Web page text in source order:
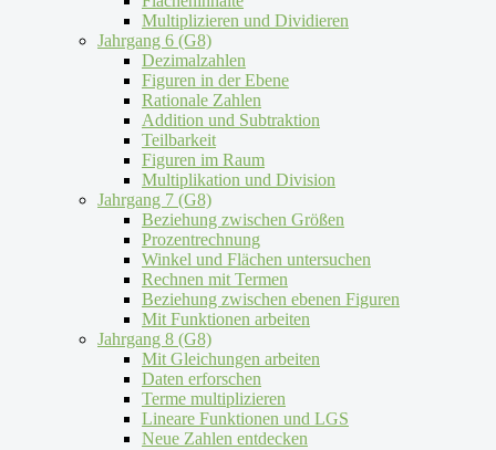
Multiplizieren und Dividieren
Jahrgang 6 (G8)
Dezimalzahlen
Figuren in der Ebene
Rationale Zahlen
Addition und Subtraktion
Teilbarkeit
Figuren im Raum
Multiplikation und Division
Jahrgang 7 (G8)
Beziehung zwischen Größen
Prozentrechnung
Winkel und Flächen untersuchen
Rechnen mit Termen
Beziehung zwischen ebenen Figuren
Mit Funktionen arbeiten
Jahrgang 8 (G8)
Mit Gleichungen arbeiten
Daten erforschen
Terme multiplizieren
Lineare Funktionen und LGS
Neue Zahlen entdecken